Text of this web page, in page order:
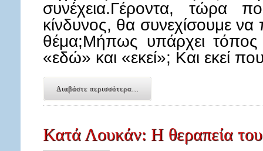
συνέχεια.Γέροντα,
κίνδυνος, θα συνεχίσουμε να
θέμα;Μήπως υπάρχει
«εδώ» και «εκεί»; Και εκεί
Διαβάστε περισσότερα...
Κατά Λουκάν: Η θεραπεία